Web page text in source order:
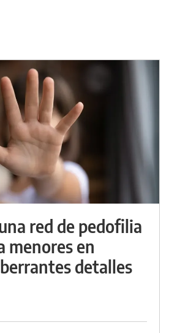
red de pedofilia
menores en
detalles